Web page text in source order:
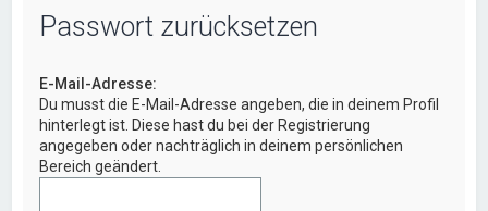
Passwort zurücksetzen
E-Mail-Adresse:
Du musst die E-Mail-Adresse angeben, die in deinem Profil
hinterlegt ist. Diese hast du bei der Registrierung
angegeben oder nachträglich in deinem persönlichen
Bereich geändert.